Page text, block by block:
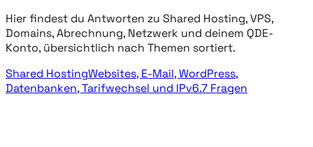
Hier findest du Antworten zu Shared Hosting, VPS,
Domains, Abrechnung, Netzwerk und deinem QDE-
Konto, übersichtlich nach Themen sortiert.
Shared HostingWebsites, E-Mail, WordPress,
Datenbanken, Tarifwechsel und IPv6.7 Fragen